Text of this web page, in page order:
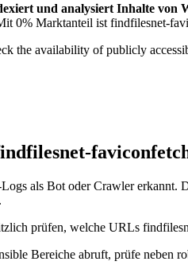
und analysiert Inhalte von
0% Marktanteil ist findfilesnet-
the availability of publicly
als Bot oder Crawler erkannt.
prüfen, welche URLs
Bereiche abruft, prüfe neben